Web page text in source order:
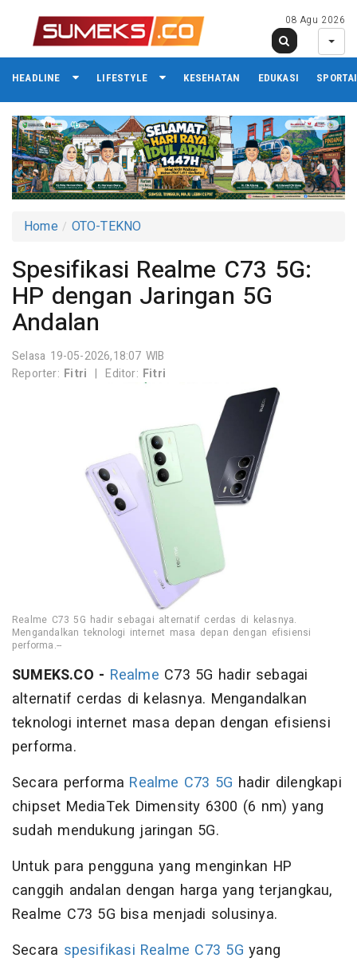
08 Agu 2026
HEADLINE LIFESTYLE KESEHATAN EDUKASI
Home OTO-TEKNO
Spesifikasi Realme C73 5G:
HP dengan Jaringan 5G
Andalan
Selasa 19-05-2026,18:07 WIB
Reporter: Fitri | Editor: Fitri
Realme C73 5G hadir sebagai alternatif cerdas di kelasnya.
Mengandalkan teknologi internet masa depan dengan efisiensi
performa.--
SUMEKS.CO - Realme C73 5G hadir sebagai
alternatif cerdas di kelasnya. Mengandalkan
teknologi internet masa depan dengan efisiensi
performa.
Secara performa Realme C73 5G hadir dilengkapi
chipset MediaTek Dimensity 6300 (6 nm) yang
sudah mendukung jaringan 5G.
Untuk para pengguna yang menginkan HP
canggih andalan dengan harga yang terjangkau,
Realme C73 5G bisa menjadi solusinya.
Secara spesifikasi Realme C73 5G yang